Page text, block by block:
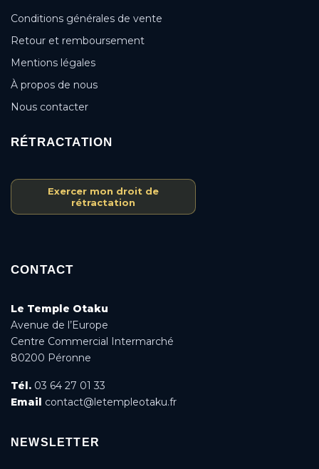
Conditions générales de vente
Retour et remboursement
Mentions légales
À propos de nous
Nous contacter
RÉTRACTATION
Exercer mon droit de
rétractation
CONTACT
Le Temple Otaku
Avenue de l’Europe
Centre Commercial Intermarché
80200 Péronne
Tél. 03 64 27 01 33
Email contact@letempleotaku.fr
NEWSLETTER